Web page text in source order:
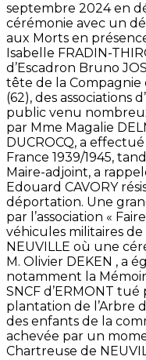
septembre 2024 en
cérémonie avec un
aux Morts en
Isabelle FRADIN-
d’Escadron Bruno
tête de la Compagnie
(62), des associations
public venu
par Mme Magalie
DUCROCQ, a
France 1939/1945,
Maire-adjoint, a
Edouard CAVORY
déportation. Une
par l’association «
véhicules militaires
NEUVILLE où une
M. Olivier DEKEN , a
notamment la
SNCF d’ERMONT
plantation de l’Arbre
des enfants de la
achevée par un
Chartreuse de